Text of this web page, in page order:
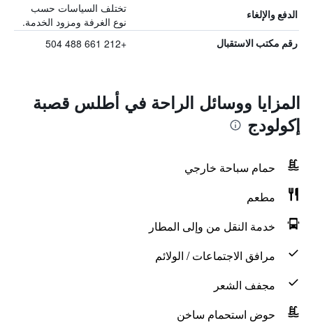
الدفع والإلغاء
تختلف السياسات حسب
نوع الغرفة ومزود الخدمة.
رقم مكتب الاستقبال +212 661 488 504
المزايا ووسائل الراحة في أطلس قصبة
إكولودج
حمام سباحة خارجي
مطعم
خدمة النقل من وإلى المطار
مرافق الاجتماعات / الولائم
مجفف الشعر
حوض استحمام ساخن